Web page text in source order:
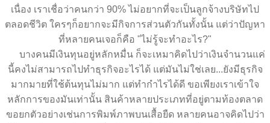
เนื่อง เราเชื่อว่าคนกว่า 90% ไม่อยากที่จะเป็นลูกจ้างบริษัทไป
ตลอดชีวิต ใครๆก็อยากจะมีกิจการส่วนตัวกันทั้งนั้น แต่ว่าปัญหา
ที่หลายคนเจอก็คือ "ไม่รู้จะทำอะไร?"
บางคนมีเงินทุนอยู่หลักหมื่น ก็จะเหมาคิดไปว่าเงินจำนวนแค่
นี้คงไม่สามารถไปทำธุรกิจอะไรได้ แต่มันไม่ใช่เลย...ยังมีธุรกิจ
มากมายที่ใช้ต้นทุนไม่มาก แต่ทำกำไรได้ดี ขอเพียงเราเข้าใจ
หลักการของมันเท่านั้น สินค้าหลายประเภทที่อยู่ตามท้องตลาด
ขอยกตัวอย่างเช่นการพิมพ์ภาพบนเสื้อยืด หลายคนอาจคิดไปว่า